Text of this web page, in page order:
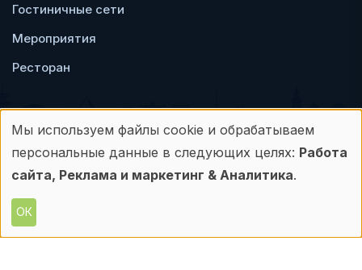
Гостиничные сети
Мероприятия
Ресторан
Пользовательское
соглашение
Политика
конфиденциальности
Любое использование материалов с данного
Использование
персональных
данных
и
Мы используем файлы cookie и обрабатываем
персональные данные в следующих целях: Работа
сайта, Реклама и маркетинг & Аналитика.
ОК